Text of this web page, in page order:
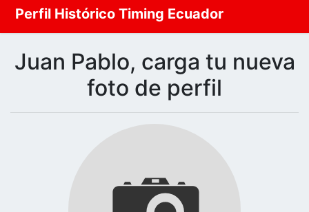
Perfil Histórico Timing Ecuador
Juan Pablo, carga tu nueva
foto de perfil